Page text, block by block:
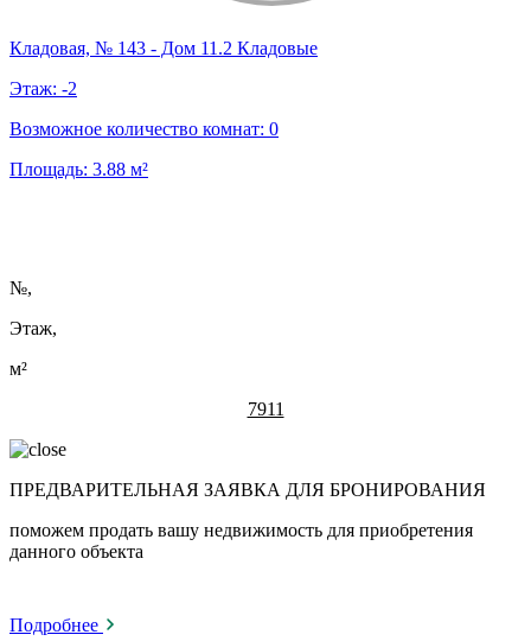
Кладовая, № 143 - Дом 11.2 Кладовые
Этаж: -2
Возможное количество комнат: 0
Площадь: 3.88 м²
№,
Этаж,
м²
7911
ПРЕДВАРИТЕЛЬНАЯ ЗАЯВКА ДЛЯ БРОНИРОВАНИЯ
поможем продать вашу недвижимость для приобретения
данного объекта
Подробнее